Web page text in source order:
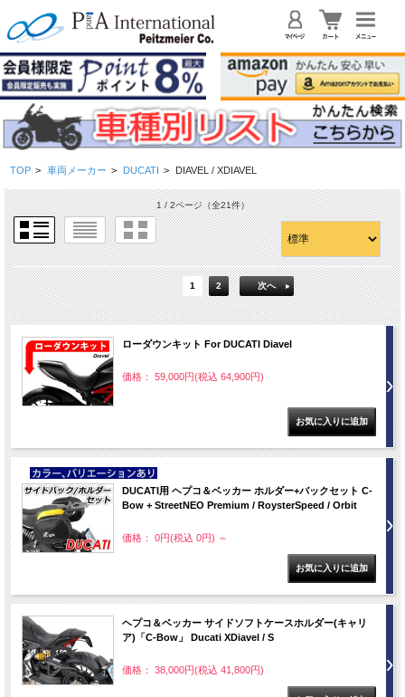
TOP > 車両メーカー > DUCATI > DIAVEL / XDIAVEL
1 / 2ページ（全21件）
1 2 次へ
ローダウンキット For DUCATI Diavel
価格： 59,000円(税込 64,900円)
NEW
DUCATI用 ヘプコ＆ベッカー ホルダー+バックセット C-
Bow + StreetNEO Premium / RoysterSpeed / Orbit
価格： 0円(税込 0円) ～
ヘプコ＆ベッカー サイドソフトケースホルダー(キャリ
ア)「C-Bow」 Ducati XDiavel / S
価格： 38,000円(税込 41,800円)